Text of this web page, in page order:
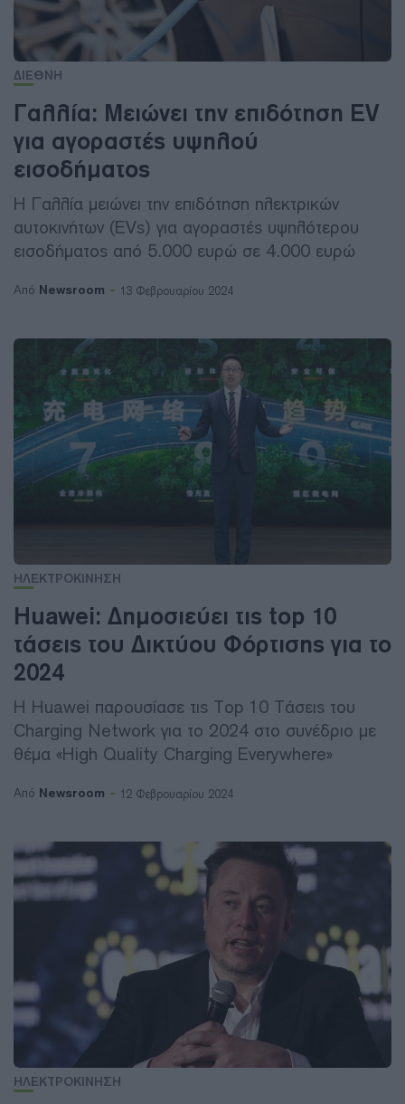
ΔΙΕΘΝΗ
Γαλλία: Μειώνει την επιδότηση EV
για αγοραστές υψηλού
εισοδήματος
Η Γαλλία μειώνει την επιδότηση ηλεκτρικών
αυτοκινήτων (EVs) για αγοραστές υψηλότερου
εισοδήματος από 5.000 ευρώ σε 4.000 ευρώ
Από Newsroom 13 Φεβρουαρίου 2024
ΗΛΕΚΤΡΟΚΙΝΗΣΗ
Huawei: Δημοσιεύει τις top 10
τάσεις του Δικτύου Φόρτισης για το
2024
Η Huawei παρουσίασε τις Top 10 Τάσεις του
Charging Network για το 2024 στο συνέδριο με
θέμα «High Quality Charging Everywhere»
Από Newsroom 12 Φεβρουαρίου 2024
ΗΛΕΚΤΡΟΚΙΝΗΣΗ